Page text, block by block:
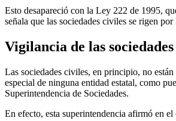
Esto desapareció con la Ley 222 de 1995,
señala que las sociedades civiles se rigen
Vigilancia de las
Las sociedades civiles, en principio, no
especial de ninguna entidad estatal, como
Superintendencia de Sociedades.
En efecto, esta superintendencia afirmó en